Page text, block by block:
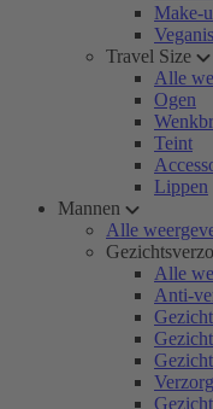
Make-
Travel Size
Alle
Ogen
Teint
Lippen
Mannen
Alle
Alle
Anti-